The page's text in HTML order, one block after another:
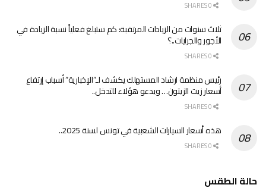
ثلاث سنوات من الزيادات المرتقبة: كم ستبلغ فعلياً نسبة الزيادة في
الأجور والجرايات..؟
رئيس منظمة ارشاد المستهلك يكشف لـ”الإخبارية” أسباب إرتفاع
أسعار زيت الزيتون… ويدعو هؤلاء للتدخل..
هذه أسعار السيارات الشعبية في تونس لسنة 2025..
حالة الطقس